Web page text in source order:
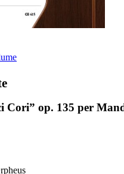
Cori” op. 135 per